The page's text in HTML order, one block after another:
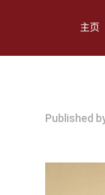
主页
Published